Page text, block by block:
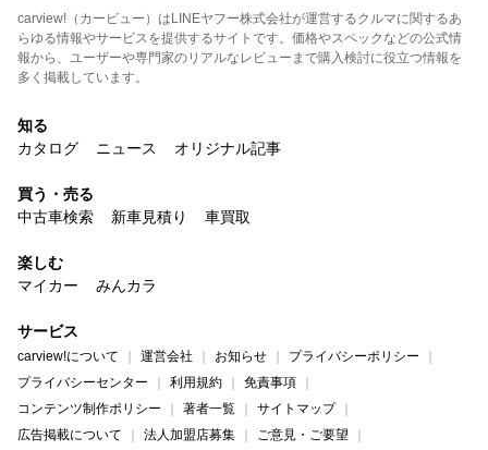
carview!（カービュー）はLINEヤフー株式会社が運営するクルマに関するあ
らゆる情報やサービスを提供するサイトです。価格やスペックなどの公式情
報から、ユーザーや専門家のリアルなレビューまで購入検討に役立つ情報を
多く掲載しています。
知る
カタログ
ニュース オリジナル記事
買う・売る
中古車検索
新車見積り 車買取
楽しむ
マイカー
みんカラ
サービス
carview!について 運営会社 お知らせ
プライバシーポリシー
プライバシーセンター
利用規約
免責事項
コンテンツ制作ポリシー
著者一覧
サイトマップ
広告掲載について
法人加盟店募集 ご意見・ご要望